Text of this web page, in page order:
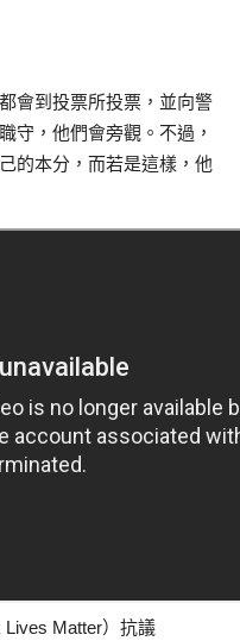
會到投票所投票，並向警
守，他們會旁觀。不過，
的本分，而若是這樣，他
Lives Matter）抗議